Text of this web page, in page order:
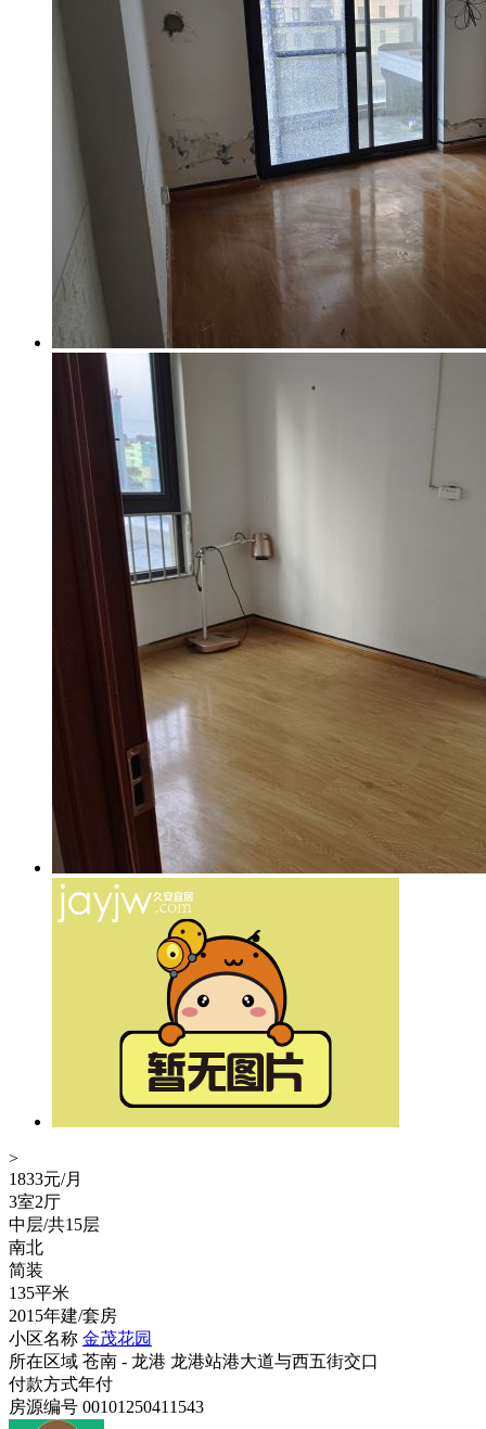
>
1833元/月
3室2厅
中层/共15层
南北
简装
135平米
2015年建/套房
小区名称 金茂花园
所在区域 苍南 - 龙港 龙港站港大道与西五街交口
付款方式年付
房源编号 00101250411543